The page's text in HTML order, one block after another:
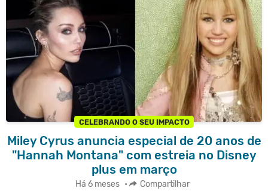
CELEBRANDO O SEU IMPACTO
Miley Cyrus anuncia especial de 20 anos de
"Hannah Montana" com estreia no Disney
plus em março
Há 6 meses • Compartilhar